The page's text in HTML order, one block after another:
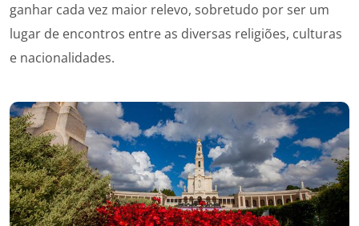
ganhar cada vez maior relevo, sobretudo por ser um
lugar de encontros entre as diversas religiões, culturas
e nacionalidades.